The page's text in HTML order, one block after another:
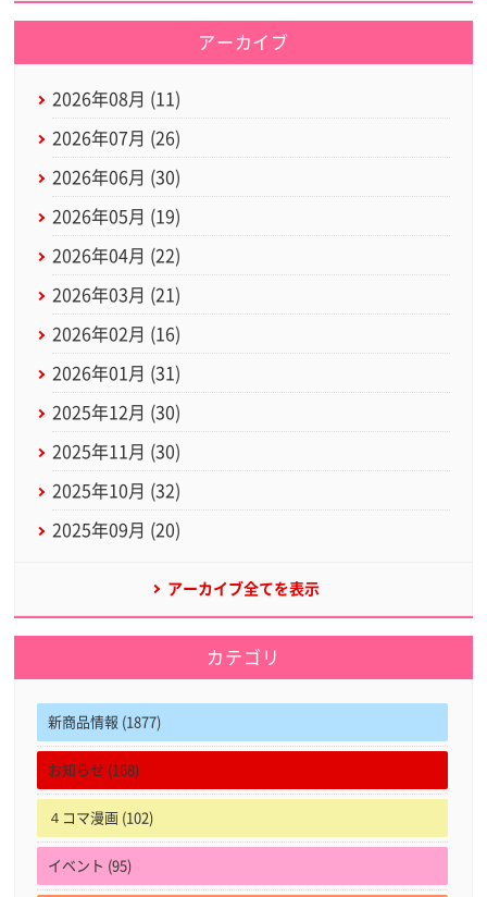
アーカイブ
2026年08月 (11)
2026年07月 (26)
2026年06月 (30)
2026年05月 (19)
2026年04月 (22)
2026年03月 (21)
2026年02月 (16)
2026年01月 (31)
2025年12月 (30)
2025年11月 (30)
2025年10月 (32)
2025年09月 (20)
アーカイブ全てを表示
カテゴリ
新商品情報 (1877)
お知らせ (168)
４コマ漫画 (102)
イベント (95)